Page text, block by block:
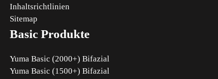
Inhaltsrichtlinien
Sitemap
Basic Produkte
Yuma Basic (2000+) Bifazial
Yuma Basic (1500+) Bifazial